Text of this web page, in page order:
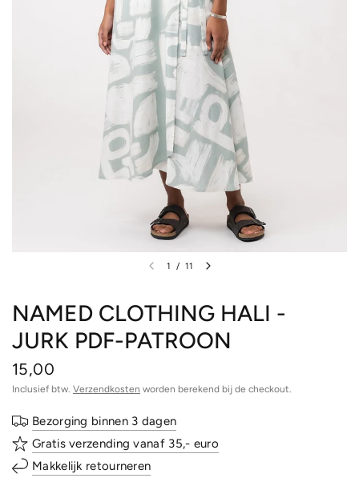
1 / 11
NAMED CLOTHING HALI -
JURK PDF-PATROON
15,00
Inclusief btw. Verzendkosten worden berekend bij de checkout.
Bezorging binnen 3 dagen
Gratis verzending vanaf 35,- euro
Makkelijk retourneren